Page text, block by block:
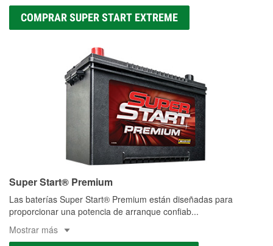
COMPRAR SUPER START EXTREME
Super Start® Premium
Las baterías Super Start® Premium están diseñadas para
proporcionar una potencia de arranque confiab...
Mostrar más